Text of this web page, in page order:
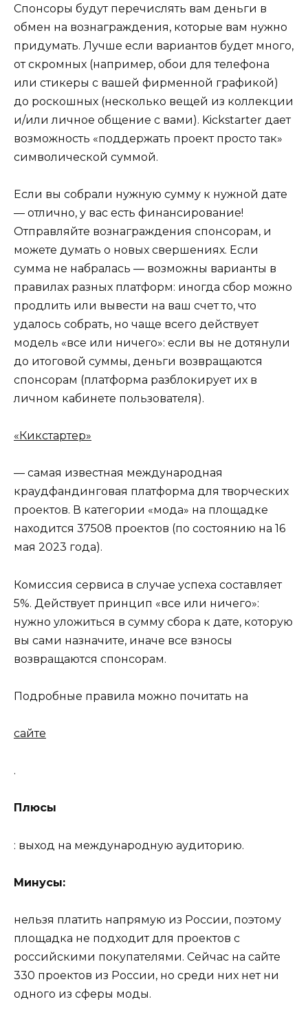
Спонсоры будут перечислять вам деньги в
обмен на вознаграждения, которые вам нужно
придумать. Лучше если вариантов будет много,
от скромных (например, обои для телефона
или стикеры с вашей фирменной графикой)
до роскошных (несколько вещей из коллекции
и/или личное общение с вами). Kickstarter дает
возможность «поддержать проект просто так»
символической суммой.
Если вы собрали нужную сумму к нужной дате
— отлично, у вас есть финансирование!
Отправляйте вознаграждения спонсорам, и
можете думать о новых свершениях. Если
сумма не набралась — возможны варианты в
правилах разных платформ: иногда сбор можно
продлить или вывести на ваш счет то, что
удалось собрать, но чаще всего действует
модель «все или ничего»: если вы не дотянули
до итоговой суммы, деньги возвращаются
спонсорам (платформа разблокирует их в
личном кабинете пользователя).
«Кикстартер»
— самая известная международная
краудфандинговая платформа для творческих
проектов. В категории «мода» на площадке
находится 37508 проектов (по состоянию на 16
мая 2023 года).
Комиссия сервиса в случае успеха составляет
5%. Действует принцип «все или ничего»:
нужно уложиться в сумму сбора к дате, которую
вы сами назначите, иначе все взносы
возвращаются спонсорам.
Подробные правила можно почитать на
сайте
.
Плюсы
: выход на международную аудиторию.
Минусы:
нельзя платить напрямую из России, поэтому
площадка не подходит для проектов с
российскими покупателями. Сейчас на сайте
330 проектов из России, но среди них нет ни
одного из сферы моды.